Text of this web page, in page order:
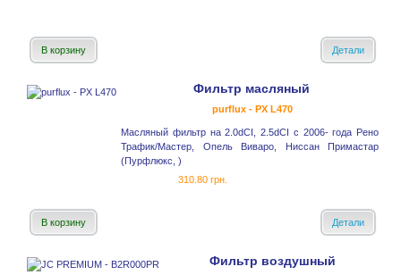
В корзину Детали
Фильтр масляный
purflux - PX L470
Масляный фильтр на 2.0dCI, 2.5dCI с 2006- года Рено
Трафик/Мастер, Опель Виваро, Ниссан Примастар
(Пурфлюкс, )
310.80 грн.
В корзину Детали
Фильтр воздушный